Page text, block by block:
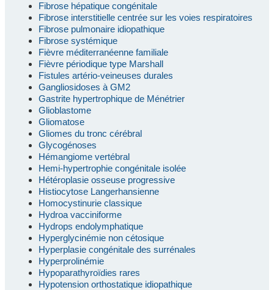
Fibrose hépatique congénitale
Fibrose interstitielle centrée sur les voies respiratoires
Fibrose pulmonaire idiopathique
Fibrose systémique
Fièvre méditerranéenne familiale
Fièvre périodique type Marshall
Fistules artério-veineuses durales
Gangliosidoses à GM2
Gastrite hypertrophique de Ménétrier
Glioblastome
Gliomatose
Gliomes du tronc cérébral
Glycogénoses
Hémangiome vertébral
Hemi-hypertrophie congénitale isolée
Hétéroplasie osseuse progressive
Histiocytose Langerhansienne
Homocystinurie classique
Hydroa vacciniforme
Hydrops endolymphatique
Hyperglycinémie non cétosique
Hyperplasie congénitale des surrénales
Hyperprolinémie
Hypoparathyroïdies rares
Hypotension orthostatique idiopathique